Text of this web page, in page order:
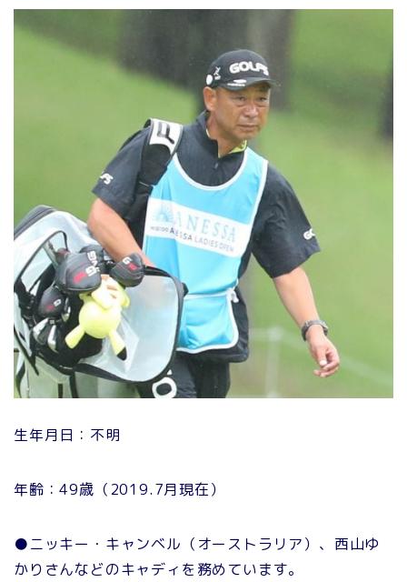
生年月日：不明
年齢：49歳（2019.7月現在）
●ニッキー・キャンベル（オーストラリア）、西山ゆ
かりさんなどのキャディを務めています。